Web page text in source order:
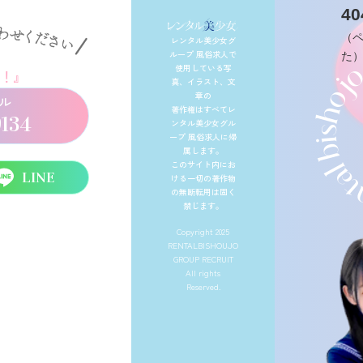
（
た）
』
LINE
レンタル美少女グ
ループ 風俗求人で
使用している写
真、イラスト、文
章の
著作権はすべてレ
ンタル美少女グル
ープ 風俗求人に帰
属します。
このサイト内にお
ける一切の著作物
の無断転用は固く
禁じます。
Copyright 2025
RENTALBISHOUJO
GROUP RECRUIT
All rights
Reserved.